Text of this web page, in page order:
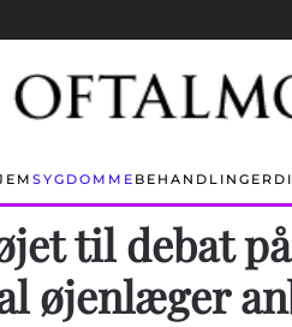
SYGDOMME BEHANDLINGER
til debat på
øjenlæger